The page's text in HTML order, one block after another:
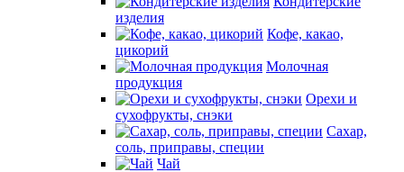
изделия
Кофе, какао,
цикорий
Молочная
продукция
Орехи и
сухофрукты, снэки
Сахар,
соль, приправы, специи
Чай